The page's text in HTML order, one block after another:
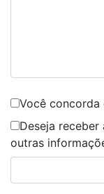
Você concorda
Deseja
outras